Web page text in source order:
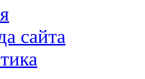
сайта